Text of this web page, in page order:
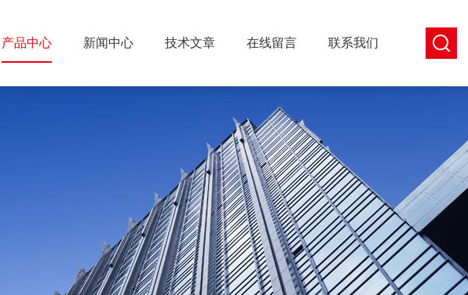
产品中心 新闻中心 技术文章 在线留言 联系我们